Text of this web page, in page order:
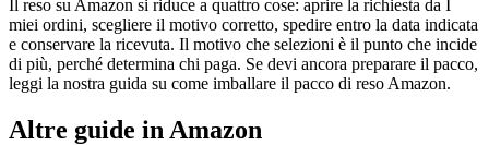
Il reso su Amazon si riduce a quattro cose: aprire la richiesta da I
miei ordini, scegliere il motivo corretto, spedire entro la data indicata
e conservare la ricevuta. Il motivo che selezioni è il punto che incide
di più, perché determina chi paga. Se devi ancora preparare il pacco,
leggi la nostra guida su come imballare il pacco di reso Amazon.
Altre guide in Amazon